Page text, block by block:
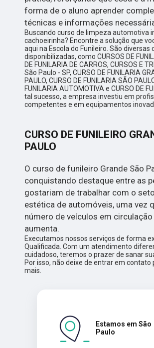
forma de o aluno aprender
técnicas e informações
Buscando curso de limpeza automotiva
cachoeirinha? Encontre a solução que
aqui na Escola do Funileiro. São diversas
disponibilizadas, como CURSOS DE
DE FUNILARIA DE CARROS, CURSOS E
São Paulo - SP, CURSO DE FUNILARIA
PAULO, CURSO DE FUNILARIA SÃO
FUNILARIA AUTOMOTIVA e CURSO DE
tal sucesso, a empresa investiu em
competentes e em equipamentos
CURSO DE FUNILEIRO
PAULO
O curso de funileiro Grande São
conquistando destaque entre as
gostariam de trabalhar com o
estética de automóveis, uma vez
número de veículos em
aumenta.
Executamos nossos serviços de forma
Qualificada. Com um atendimento
cuidadoso, teremos o prazer de sanar
Por isso, não deixe de entrar em contato
mais.
Estamos em São
Paulo